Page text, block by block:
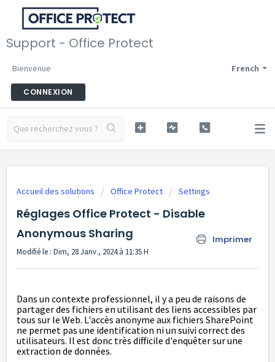
Support - Office Protect
French
Bienvenue
CONNEXION
Accueil des solutions Office Protect Settings
Réglages Office Protect - Disable
Anonymous Sharing
Imprimer
Modifié le : Dim, 28 Janv., 2024 à 11:35 H
Dans un contexte professionnel, il y a peu de raisons de
partager des fichiers en utilisant des liens accessibles par
tous sur le Web. L'accès anonyme aux fichiers SharePoint
ne permet pas une identification ni un suivi correct des
utilisateurs. Il est donc très difficile d'enquêter sur une
extraction de données.